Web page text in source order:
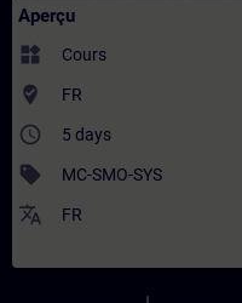
Aperçu
widgets Cours
where_to_vote FR
access_time 5 days
sell MC-SMO-SYS
translate FR